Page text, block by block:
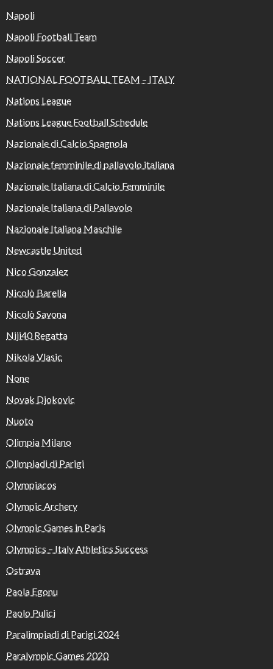
Napoli
Napoli Football Team
Napoli Soccer
NATIONAL FOOTBALL TEAM – ITALY
Nations League
Nations League Football Schedule
Nazionale di Calcio Spagnola
Nazionale femminile di pallavolo italiana
Nazionale Italiana di Calcio Femminile
Nazionale Italiana di Pallavolo
Nazionale Italiana Maschile
Newcastle United
Nico Gonzalez
Nicolò Barella
Nicolò Savona
Niji40 Regatta
Nikola Vlasic
None
Novak Djokovic
Nuoto
Olimpia Milano
Olimpiadi di Parigi
Olympiacos
Olympic Archery
Olympic Games in Paris
Olympics – Italy Athletics Success
Ostrava
Paola Egonu
Paolo Pulici
Paralimpiadi di Parigi 2024
Paralympic Games 2020